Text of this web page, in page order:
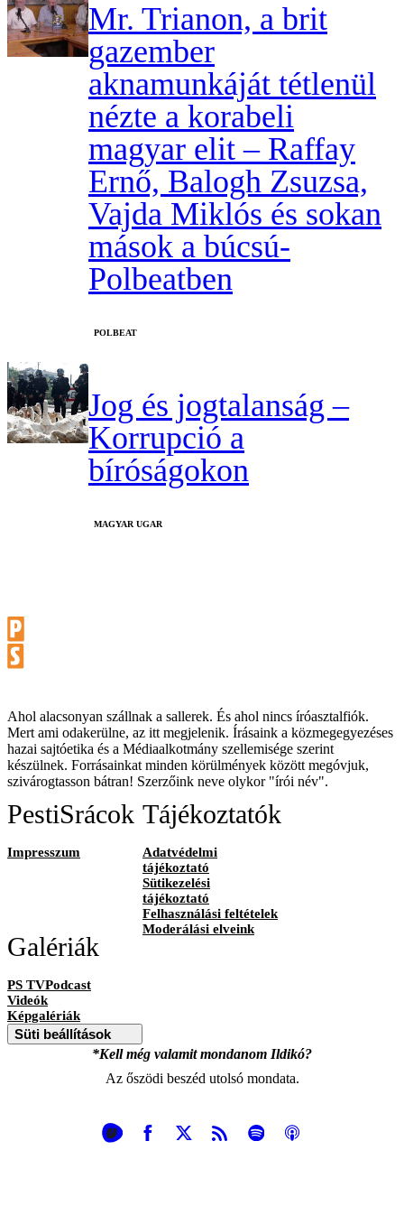
Mr. Trianon, a brit
gazember
aknamunkáját tétlenül
nézte a korabeli
magyar elit – Raffay
Ernő, Balogh Zsuzsa,
Vajda Miklós és sokan
mások a búcsú-
Polbeatben
‎POLBEAT
Jog és jogtalanság –
Korrupció a
bíróságokon
MAGYAR UGAR
Ahol alacsonyan szállnak a sallerek. És ahol nincs íróasztalfiók.
Mert ami odakerülne, az itt megjelenik. Írásaink a közmegegyezéses
hazai sajtóetika és a Médiaalkotmány szellemisége szerint
készülnek. Forrásainkat minden körülmények között megóvjuk,
szivárogtasson bátran! Szerzőink neve olykor "írói név".
PestiSrácok
Impresszum
Tájékoztatók
Adatvédelmi
tájékoztató
Sütikezelési
tájékoztató
Felhasználási feltételek
Moderálási elveink
Galériák
PS TVPodcast
Videók
Képgalériák
Süti beállítások
*Kell még valamit mondanom Ildikó?
Az őszödi beszéd utolsó mondata.